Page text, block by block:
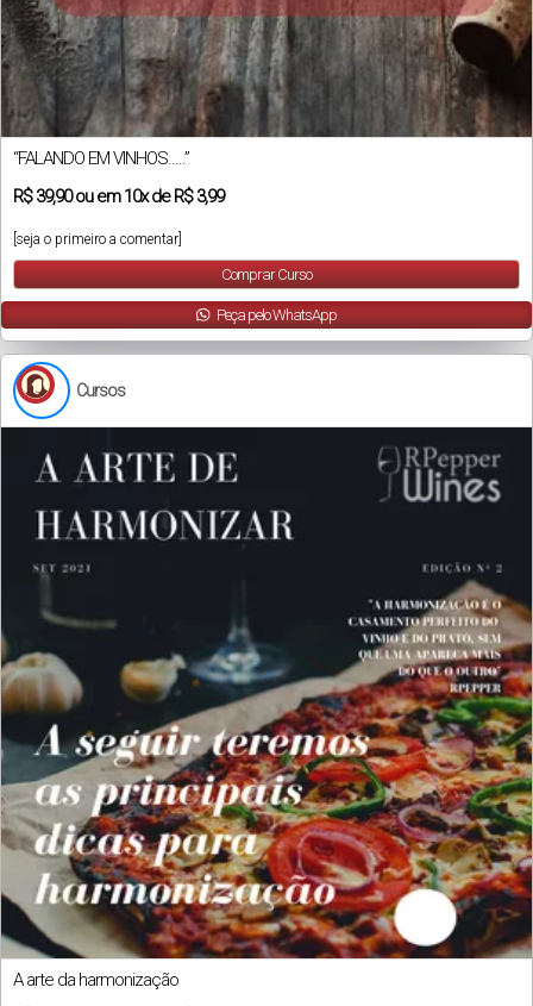
“FALANDO EM VINHOS…..”
R$39,90ou em10xde R$ 3,99
[seja o primeiro a comentar]
Comprar Curso
Peça pelo WhatsApp
Cursos
A arte da harmonização